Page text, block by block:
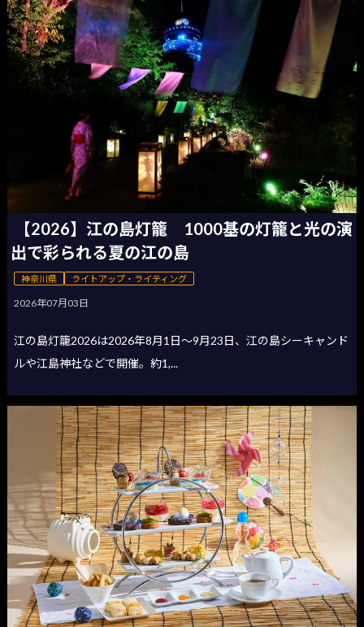
【2026】江の島灯籠 1000基の灯籠と光の演
出で彩られる夏の江の島
神奈川県 ライトアップ・ライティング
2026年07月03日
江の島灯籠2026は2026年8月1日〜9月23日、江の島シーキャンド
ルや江島神社などで開催。約1,...